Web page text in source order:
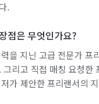
.
점은 무엇인가요?
을 지닌 고급 전문가 프
그리고 직접 매칭 요청한
가 제안한 프리랜서의